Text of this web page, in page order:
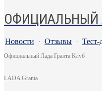
ОФИЦИАЛЬНЫЙ
Новости · Отзывы ·
Официальный Лада Гранта Клуб
LADA Granta